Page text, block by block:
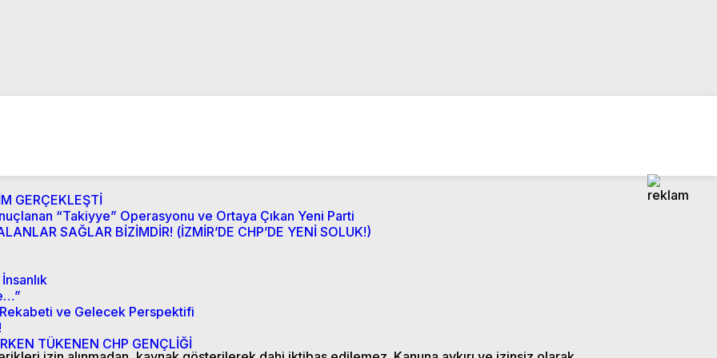
GERÇEKLEŞTİ
“Takiyye” Operasyonu ve Ortaya Çıkan Yeni Parti
SAĞLAR BİZİMDİR! (İZMİR’DE CHP’DE YENİ SOLUK!)
ve Gelecek Perspektifi
TÜKENEN CHP GENÇLİĞİ